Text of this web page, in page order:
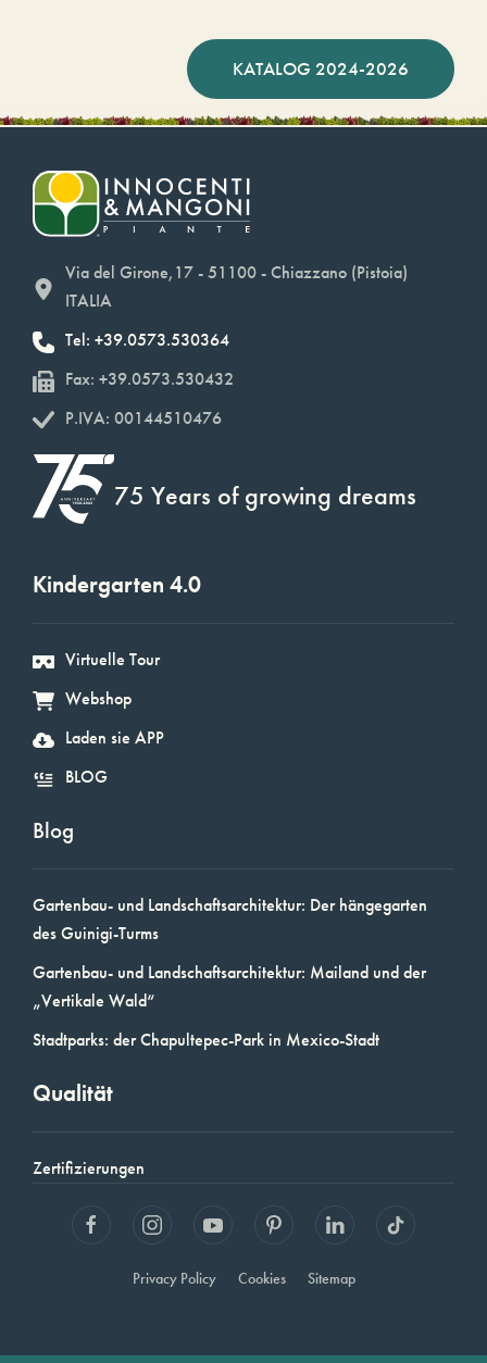
KATALOG 2024-2026
Via del Girone,17 - 51100 - Chiazzano (Pistoia)
ITALIA
Tel: +39.0573.530364
Fax: +39.0573.530432
P.IVA: 00144510476
75 Years of growing dreams
Kindergarten 4.0
Virtuelle Tour
Webshop
Laden sie APP
BLOG
Blog
Gartenbau- und Landschaftsarchitektur: Der hängegarten
des Guinigi-Turms
Gartenbau- und Landschaftsarchitektur: Mailand und der
„Vertikale Wald“
Stadtparks: der Chapultepec-Park in Mexico-Stadt
Qualität
Zertifizierungen
Privacy Policy Cookies Sitemap